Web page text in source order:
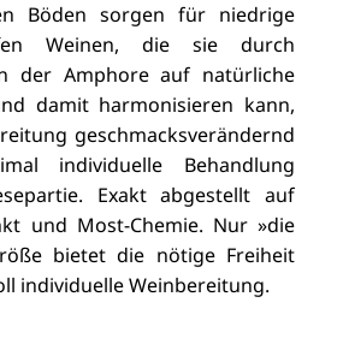
Böden sorgen für niedrige
Weinen, die sie durch
der Amphore auf natürliche
damit harmonisieren kann,
geschmacksverändernd
individuelle Behandlung
Exakt abgestellt auf
und Most-Chemie. Nur »die
bietet die nötige Freiheit
individuelle Weinbereitung.